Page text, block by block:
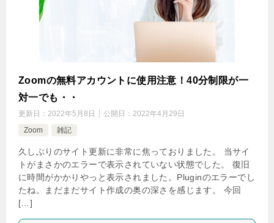
Zoomの無料アカウントに使用注意！40分制限が一
対一でも・・
更新日： 2022年5月8日 公開日： 2022年4月29日
Zoom
雑記
久しぶりのサイト更新に非常に焦っておりました。 当サイ
トがまさかのエラーで表示されていない状態でした。 復旧
に時間がかかりやっと表示されました。Pluginのエラーでし
たね。まだまだサイト作成の奥の深さを感じます。 今回
[…]